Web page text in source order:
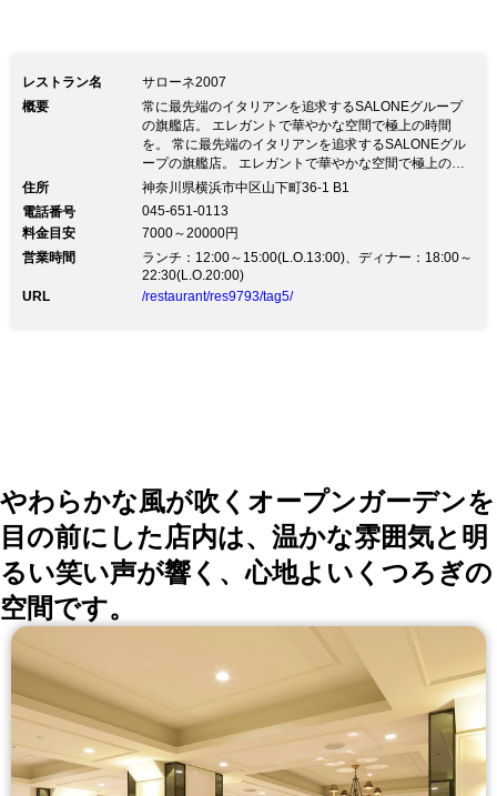
レストラン名
サローネ2007
概要
常に最先端のイタリアンを追求するSALONEグループ
の旗艦店。 エレガントで華やかな空間で極上の時間
を。 常に最先端のイタリアンを追求するSALONEグル
ープの旗艦店。 エレガントで華やかな空間で極上の時
間を。イタリアのリストランテの“今”を表現したお料理
ゆくまで楽しめる上質なリストランテです。 お客様か
らお預かりした大切な時間を、極上な時間としてお返し
したい。 そんな想いの下、きめ細やかなサービスで新
しい驚きと感動をお届けいたします。 広々とゆとりあ
る空間で、大切な方との記念日やお祝いごとなど“特別
住所
神奈川県横浜市中区山下町36-1 B1
電話番号
045-651-0113
料金目安
7000～20000円
営業時間
ランチ：12:00～15:00(L.O.13:00)、ディナー：18:00～
22:30(L.O.20:00)
URL
/restaurant/res9793/tag5/
やわらかな風が吹くオープンガーデンを
目の前にした店内は、温かな雰囲気と明
るい笑い声が響く、心地よいくつろぎの
空間です。